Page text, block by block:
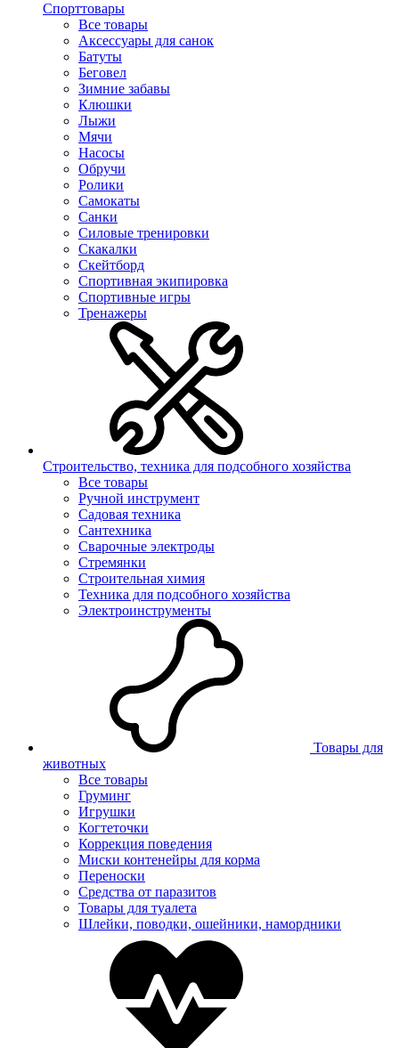
Спорттовары
Все товары
Аксессуары для санок
Батуты
Беговел
Зимние забавы
Клюшки
Лыжи
Мячи
Насосы
Обручи
Ролики
Самокаты
Санки
Силовые тренировки
Скакалки
Скейтборд
Спортивная экипировка
Спортивные игры
Тренажеры
Строительство, техника для подсобного хозяйства
Все товары
Ручной инструмент
Садовая техника
Сантехника
Сварочные электроды
Стремянки
Строительная химия
Техника для подсобного хозяйства
Электроинструменты
Товары для
животных
Все товары
Груминг
Игрушки
Когтеточки
Коррекция поведения
Миски контенейры для корма
Переноски
Средства от паразитов
Товары для туалета
Шлейки, поводки, ошейники, намордники